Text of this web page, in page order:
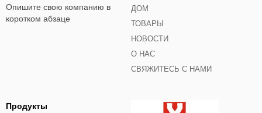
Опишите свою компанию в
коротком абзаце
ДОМ
ТОВАРЫ
НОВОСТИ
О НАС
СВЯЖИТЕСЬ С НАМИ
Продукты